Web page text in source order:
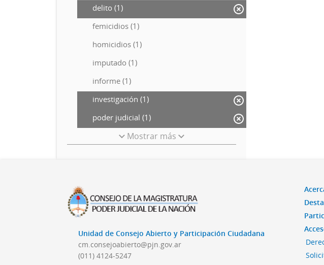
delito (1)
femicidios (1)
homicidios (1)
imputado (1)
informe (1)
investigación (1)
poder judicial (1)
Mostrar más
Unidad de Consejo Abierto y Participación Ciudadana
cm.consejoabierto@pjn.gov.ar
(011) 4124-5247